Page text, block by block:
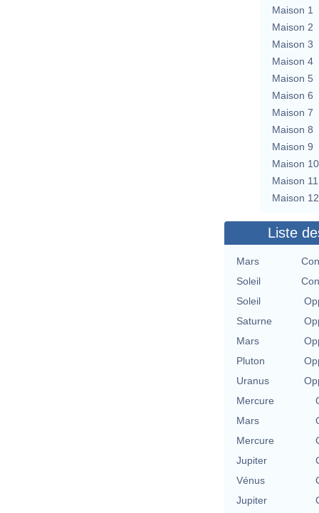
Maison 1
Maison 2
Maison 3
Maison 4
Maison 5
Maison 6
Maison 7
Maison 8
Maison 9
Maison 10
Maison 11
Maison 12
Liste
Mars
Soleil
Soleil
Saturne
Mars
Pluton
Uranus
Mercure
Mars
Mercure
Jupiter
Vénus
Jupiter